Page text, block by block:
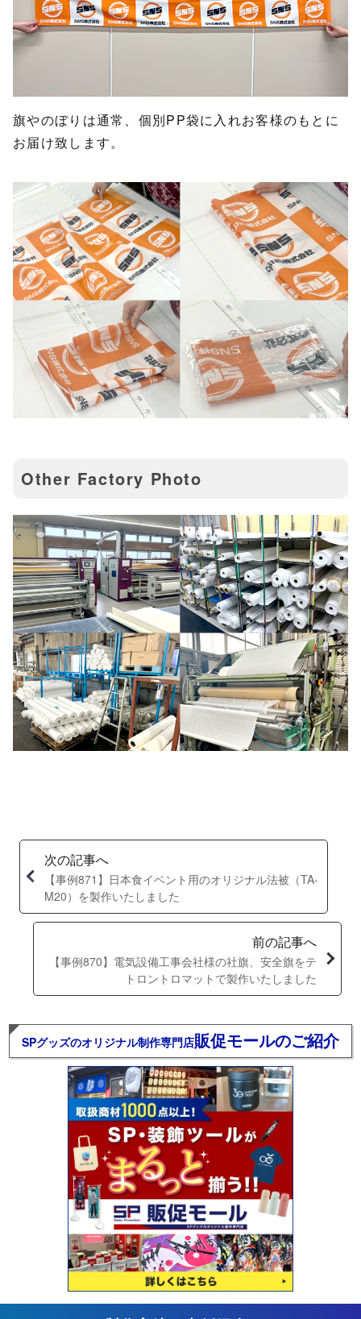
旗やのぼりは通常、個別PP袋に入れお客様のもとに
お届け致します。
Other Factory Photo
次の記事へ
【事例871】日本食イベント用のオリジナル法被（TA-
M20）を製作いたしました
前の記事へ
【事例870】電気設備工事会社様の社旗、安全旗をテ
トロントロマットで製作いたしました
SPグッズのオリジナル制作専門店販促モールのご紹介